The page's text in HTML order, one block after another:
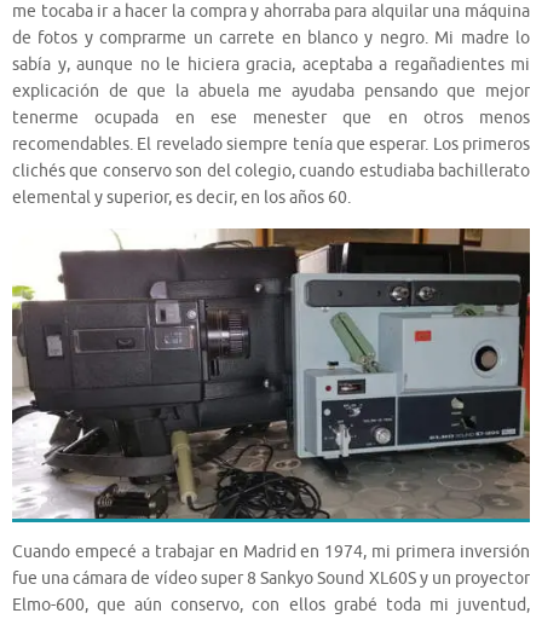
me tocaba ir a hacer la compra y ahorraba para alquilar una máquina
de fotos y comprarme un carrete en blanco y negro. Mi madre lo
sabía y, aunque no le hiciera gracia, aceptaba a regañadientes mi
explicación de que la abuela me ayudaba pensando que mejor
tenerme ocupada en ese menester que en otros menos
recomendables. El revelado siempre tenía que esperar. Los primeros
clichés que conservo son del colegio, cuando estudiaba bachillerato
elemental y superior, es decir, en los años 60.
Cuando empecé a trabajar en Madrid en 1974, mi primera inversión
fue una cámara de vídeo super 8 Sankyo Sound XL60S y un proyector
Elmo-600, que aún conservo, con ellos grabé toda mi juventud,